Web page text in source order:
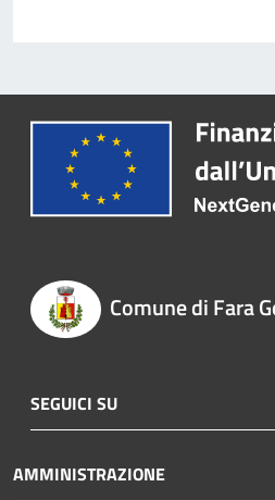
Comune di Fara
SEGUICI SU
AMMINISTRAZIONE